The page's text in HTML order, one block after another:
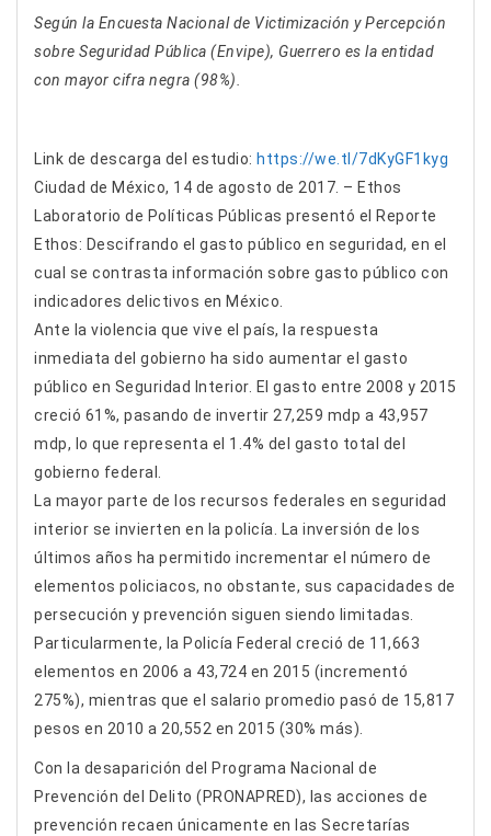
Según la Encuesta Nacional de Victimización y Percepción
sobre Seguridad Pública (Envipe), Guerrero es la entidad
con mayor cifra negra (98%).
Link de descarga del estudio: https://we.tl/7dKyGF1kyg
Ciudad de México, 14 de agosto de 2017. – Ethos
Laboratorio de Políticas Públicas presentó el Reporte
Ethos: Descifrando el gasto público en seguridad, en el
cual se contrasta información sobre gasto público con
indicadores delictivos en México.
Ante la violencia que vive el país, la respuesta
inmediata del gobierno ha sido aumentar el gasto
público en Seguridad Interior. El gasto entre 2008 y 2015
creció 61%, pasando de invertir 27,259 mdp a 43,957
mdp, lo que representa el 1.4% del gasto total del
gobierno federal.
La mayor parte de los recursos federales en seguridad
interior se invierten en la policía. La inversión de los
últimos años ha permitido incrementar el número de
elementos policiacos, no obstante, sus capacidades de
persecución y prevención siguen siendo limitadas.
Particularmente, la Policía Federal creció de 11,663
elementos en 2006 a 43,724 en 2015 (incrementó
275%), mientras que el salario promedio pasó de 15,817
pesos en 2010 a 20,552 en 2015 (30% más).
Con la desaparición del Programa Nacional de
Prevención del Delito (PRONAPRED), las acciones de
prevención recaen únicamente en las Secretarías